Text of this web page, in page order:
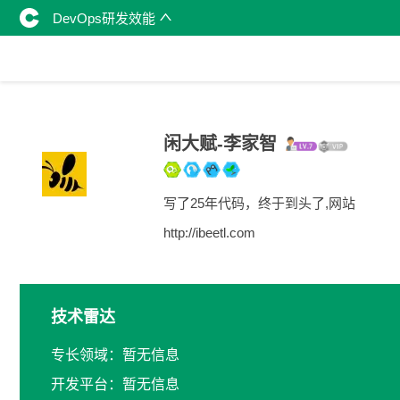
DevOps研发效能
闲大赋-李家智
写了25年代码，终于到头了,网站
http://ibeetl.com
技术雷达
专长领域：暂无信息
开发平台：暂无信息